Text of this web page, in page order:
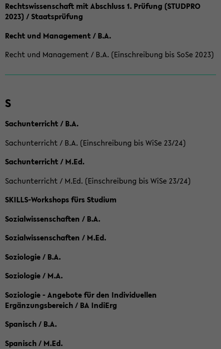
Rechtswissenschaft mit Abschluss 1. Prüfung (STUDPRO
2023) / Staatsprüfung
Recht und Management / B.A.
Recht und Management / B.A. (Einschreibung bis SoSe 2023)
S
Sachunterricht / B.A.
Sachunterricht / B.A. (Einschreibung bis WiSe 23/24)
Sachunterricht / M.Ed.
Sachunterricht / M.Ed. (Einschreibung bis WiSe 23/24)
SKILLS-Workshops fürs Studium
Sozialwissenschaften / B.A.
Sozialwissenschaften / M.Ed.
Soziologie / B.A.
Soziologie / M.A.
Soziologie - Angebote für den Individuellen
Ergänzungsbereich / BA IndiErg
Spanisch / B.A.
Spanisch / M.Ed.